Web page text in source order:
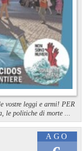
vostre leggi e armi! PER
le politiche di morte ...
AGO